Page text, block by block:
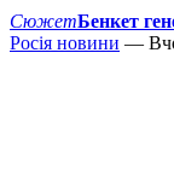
СюжетБенкет
Росія новини —